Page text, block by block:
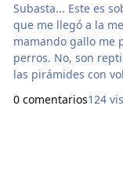
Subasta... Este es
que me llegó a la
mamando gallo me
perros. No, son
las pirámides con
produce
0 comentarios124